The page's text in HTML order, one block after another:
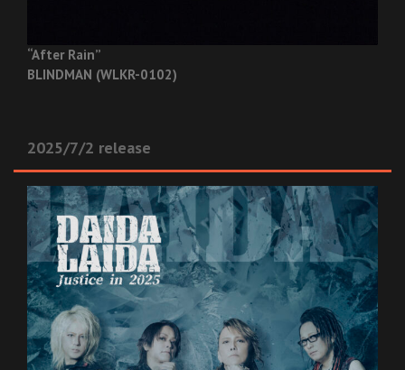
“After Rain”
BLINDMAN (WLKR-0102)
2025/7/2 release